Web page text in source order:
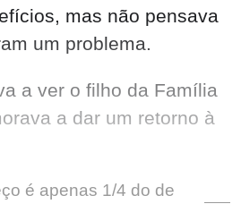
mas não pensava
um problema.
é apenas 1/4 do de